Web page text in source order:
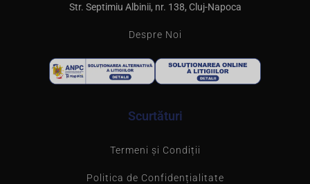
Str. Septimiu Albinii, nr. 138, Cluj-Napoca
Despre Noi
Scurtături
Termeni și Condiții
Politica de Confidențialitate